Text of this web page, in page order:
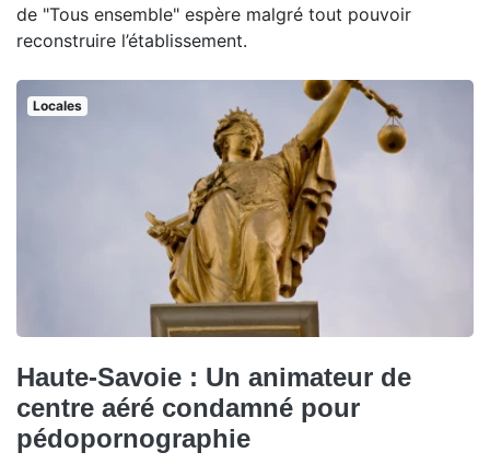
de "Tous ensemble" espère malgré tout pouvoir
reconstruire l’établissement.
Locales
Haute-Savoie : Un animateur de
centre aéré condamné pour
pédopornographie